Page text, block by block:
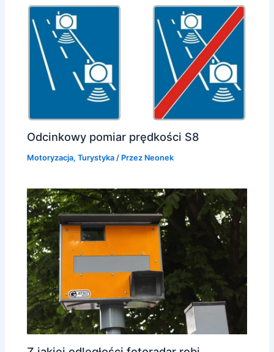
Odcinkowy pomiar prędkości S8
Motoryzacja,Turystyka / Przez Neonek